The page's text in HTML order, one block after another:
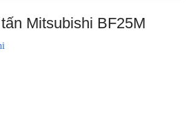
Mitsubishi BF25M